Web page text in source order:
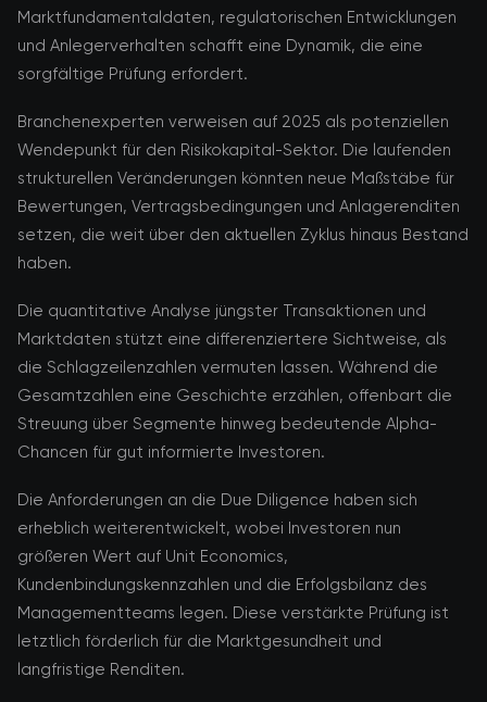
Marktfundamentaldaten, regulatorischen Entwicklungen
und Anlegerverhalten schafft eine Dynamik, die eine
sorgfältige Prüfung erfordert.
Branchenexperten verweisen auf 2025 als potenziellen
Wendepunkt für den Risikokapital-Sektor. Die laufenden
strukturellen Veränderungen könnten neue Maßstäbe für
Bewertungen, Vertragsbedingungen und Anlagerenditen
setzen, die weit über den aktuellen Zyklus hinaus Bestand
haben.
Die quantitative Analyse jüngster Transaktionen und
Marktdaten stützt eine differenziertere Sichtweise, als
die Schlagzeilenzahlen vermuten lassen. Während die
Gesamtzahlen eine Geschichte erzählen, offenbart die
Streuung über Segmente hinweg bedeutende Alpha-
Chancen für gut informierte Investoren.
Die Anforderungen an die Due Diligence haben sich
erheblich weiterentwickelt, wobei Investoren nun
größeren Wert auf Unit Economics,
Kundenbindungskennzahlen und die Erfolgsbilanz des
Managementteams legen. Diese verstärkte Prüfung ist
letztlich förderlich für die Marktgesundheit und
langfristige Renditen.